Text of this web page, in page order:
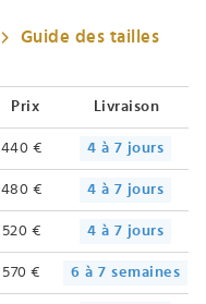
Guide des tailles
Prix Livraison
440 € 4 à 7 jours
480 € 4 à 7 jours
520 € 4 à 7 jours
570 € 6 à 7 semaines